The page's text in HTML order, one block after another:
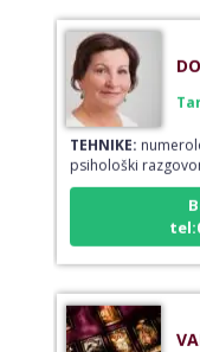
TEHNIKE:
psihološki